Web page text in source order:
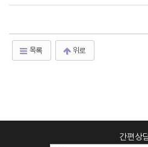
목록 위로
간편상